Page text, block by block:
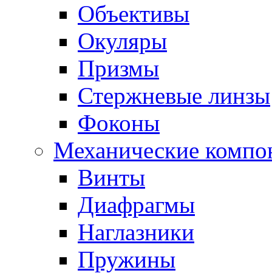
Объективы
Окуляры
Призмы
Стержневые линзы
Фоконы
Механические
Винты
Диафрагмы
Наглазники
Пружины